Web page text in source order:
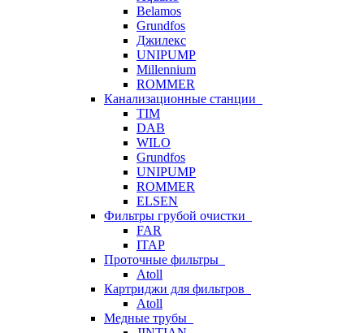
Belamos
Grundfos
Джилекс
UNIPUMP
Millennium
ROMMER
Канализационные станции
TIM
DAB
WILO
Grundfos
UNIPUMP
ROMMER
ELSEN
Фильтры грубой очистки
FAR
ITAP
Проточные фильтры
Atoll
Картриджи для фильтров
Atoll
Медные трубы